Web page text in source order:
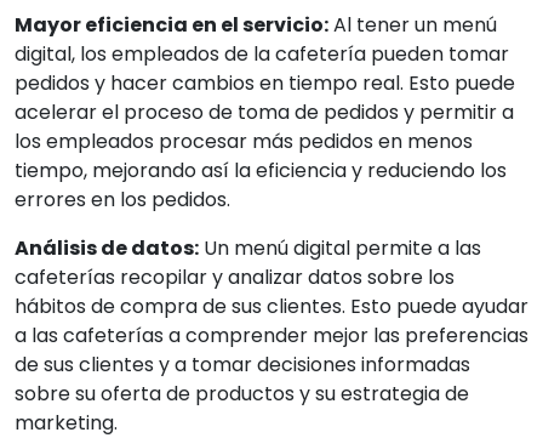
Mayor eficiencia en el servicio:Al tener un menú
digital, los empleados de la cafetería pueden tomar
pedidos y hacer cambios en tiempo real. Esto puede
acelerar el proceso de toma de pedidos y permitir a
los empleados procesar más pedidos en menos
tiempo, mejorando así la eficiencia y reduciendo los
errores en los pedidos.
Análisis de datos: Un menú digital permite a las
cafeterías recopilar y analizar datos sobre los
hábitos de compra de sus clientes. Esto puede ayudar
a las cafeterías a comprender mejor las preferencias
de sus clientes y a tomar decisiones informadas
sobre su oferta de productos y su estrategia de
marketing.